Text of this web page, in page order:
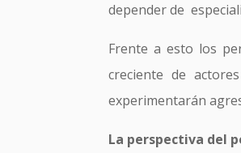
depender de
Frente a esto los
creciente de
experimentarán
La perspectiva del